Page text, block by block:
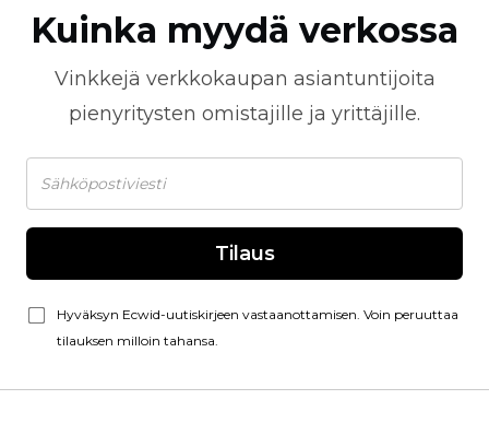
Kuinka myydä verkossa
Vinkkejä verkkokaupan asiantuntijoita
pienyritysten omistajille ja yrittäjille.
Tilaus
Hyväksyn Ecwid-uutiskirjeen vastaanottamisen. Voin peruuttaa
tilauksen milloin tahansa.